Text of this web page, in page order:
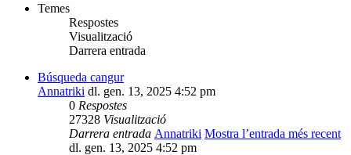
Temes
Respostes
Visualització
Darrera entrada
Búsqueda cangur
Annatriki dl. gen. 13, 2025 4:52 pm
0 Respostes
27328 Visualització
Darrera entrada Annatriki Mostra l’entrada més recent
dl. gen. 13, 2025 4:52 pm